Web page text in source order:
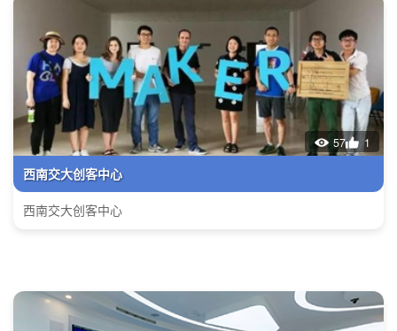
57 1
西南交大创客中心
西南交大创客中心